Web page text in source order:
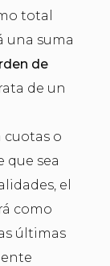
total
una suma
de
de un
cuotas o
que sea
el
como
últimas